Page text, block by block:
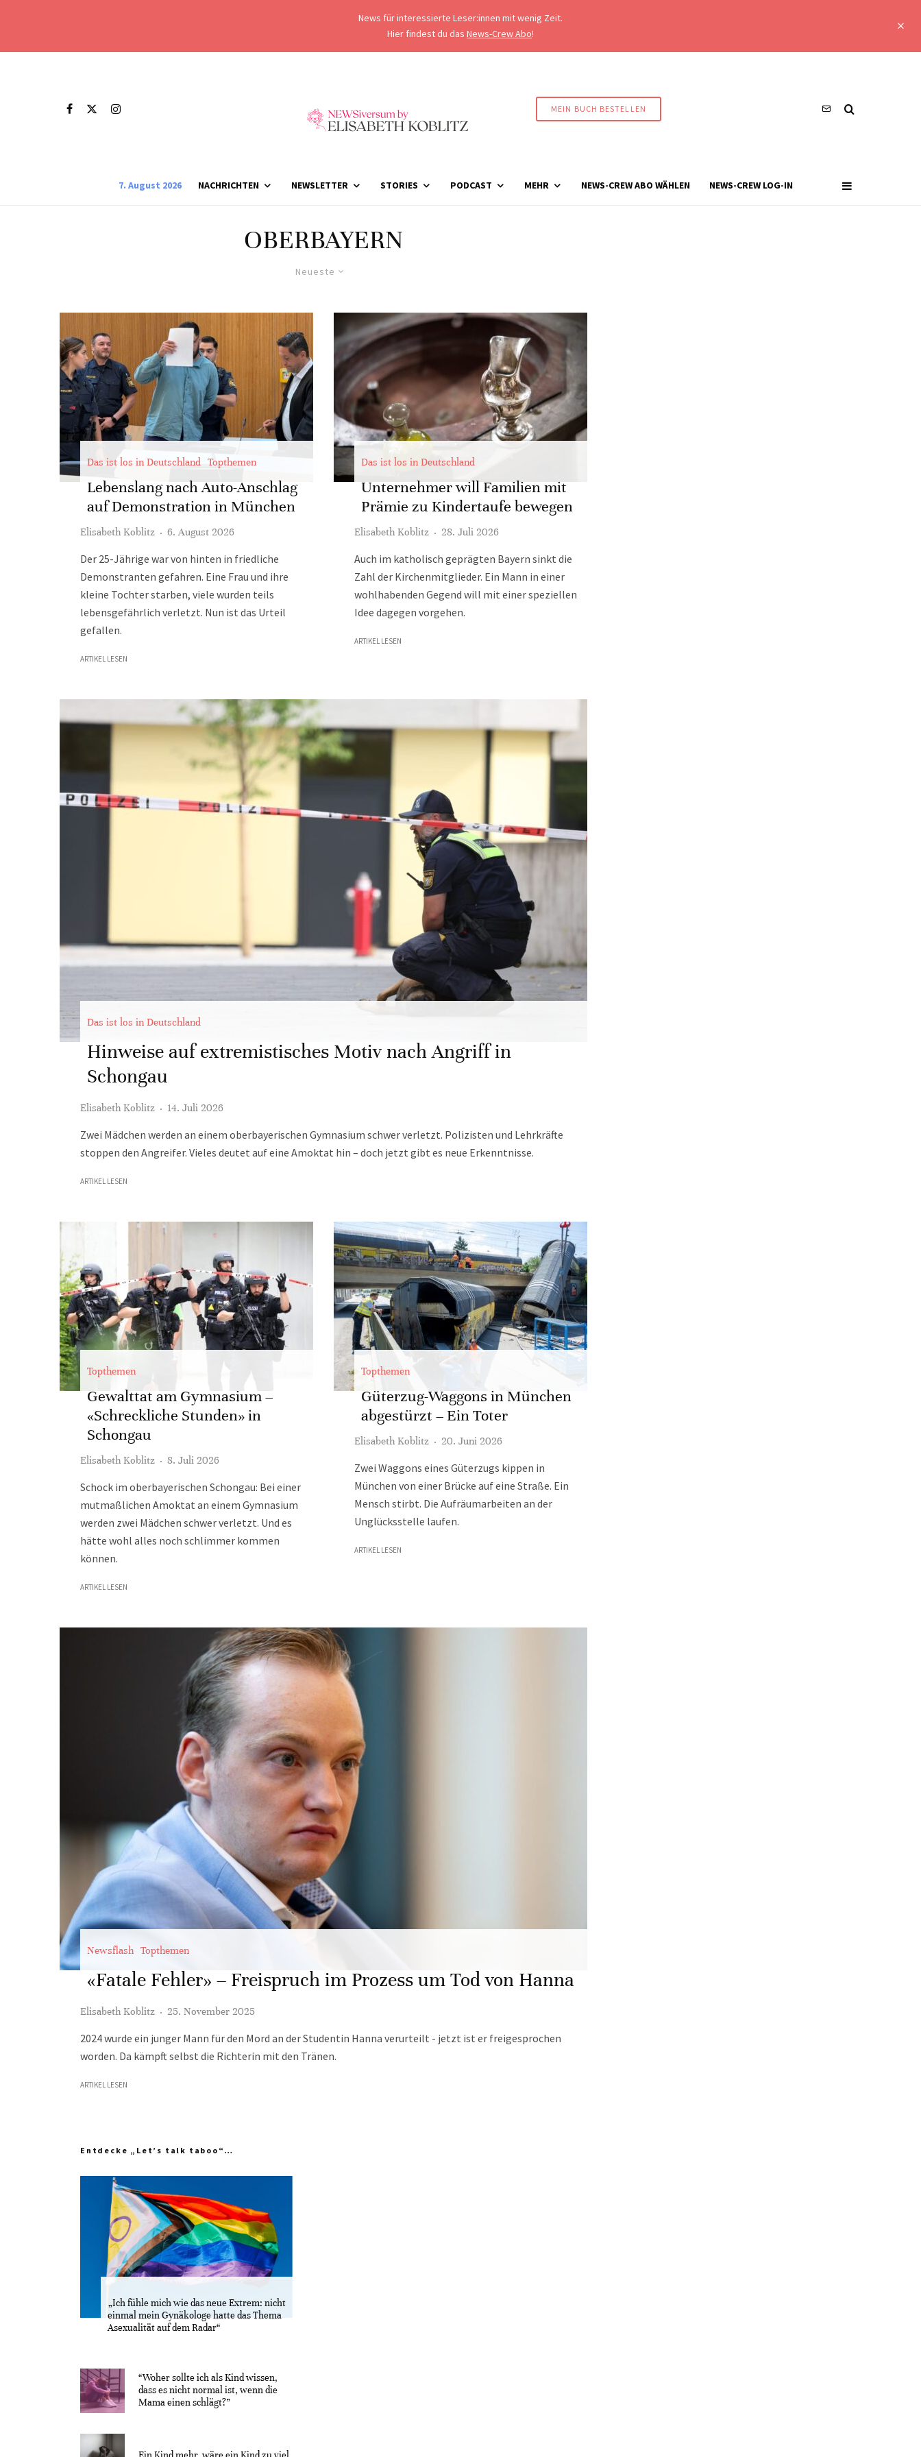
News für interessierte Leser:innen mit wenig Zeit.
Hier findest du das News-Crew Abo!
MEIN BUCH BESTELLEN
7. August 2026 NACHRICHTEN NEWSLETTER STORIES PODCAST MEHR NEWS-CREW ABO WÄHLEN NEWS-CREW LOG-IN
OBERBAYERN
Neueste
Das ist los in Deutschland Topthemen
Lebenslang nach Auto-Anschlag
auf Demonstration in München
Elisabeth Koblitz · 6. August 2026
Der 25-Jährige war von hinten in friedliche
Demonstranten gefahren. Eine Frau und ihre
kleine Tochter starben, viele wurden teils
lebensgefährlich verletzt. Nun ist das Urteil
gefallen.
ARTIKEL LESEN
Das ist los in Deutschland
Unternehmer will Familien mit
Prämie zu Kindertaufe bewegen
Elisabeth Koblitz · 28. Juli 2026
Auch im katholisch geprägten Bayern sinkt die
Zahl der Kirchenmitglieder. Ein Mann in einer
wohlhabenden Gegend will mit einer speziellen
Idee dagegen vorgehen.
ARTIKEL LESEN
Das ist los in Deutschland
Hinweise auf extremistisches Motiv nach Angriff in
Schongau
Elisabeth Koblitz · 14. Juli 2026
Zwei Mädchen werden an einem oberbayerischen Gymnasium schwer verletzt. Polizisten und Lehrkräfte
stoppen den Angreifer. Vieles deutet auf eine Amoktat hin – doch jetzt gibt es neue Erkenntnisse.
ARTIKEL LESEN
Topthemen
Gewalttat am Gymnasium –
«Schreckliche Stunden» in
Schongau
Elisabeth Koblitz · 8. Juli 2026
Schock im oberbayerischen Schongau: Bei einer
mutmaßlichen Amoktat an einem Gymnasium
werden zwei Mädchen schwer verletzt. Und es
hätte wohl alles noch schlimmer kommen
können.
ARTIKEL LESEN
Topthemen
Güterzug-Waggons in München
abgestürzt – Ein Toter
Elisabeth Koblitz · 20. Juni 2026
Zwei Waggons eines Güterzugs kippen in
München von einer Brücke auf eine Straße. Ein
Mensch stirbt. Die Aufräumarbeiten an der
Unglücksstelle laufen.
ARTIKEL LESEN
Newsflash Topthemen
«Fatale Fehler» – Freispruch im Prozess um Tod von Hanna
Elisabeth Koblitz · 25. November 2025
2024 wurde ein junger Mann für den Mord an der Studentin Hanna verurteilt - jetzt ist er freigesprochen
worden. Da kämpft selbst die Richterin mit den Tränen.
ARTIKEL LESEN
Entdecke „Let’s talk taboo“…
„Ich fühle mich wie das neue Extrem: nicht
einmal mein Gynäkologe hatte das Thema
Asexualität auf dem Radar“
“Woher sollte ich als Kind wissen,
dass es nicht normal ist, wenn die
Mama einen schlägt?”